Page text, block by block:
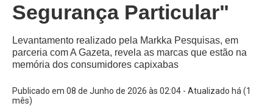
Segurança Particular"
Levantamento realizado pela Markka Pesquisas, em
parceria com A Gazeta, revela as marcas que estão na
memória dos consumidores capixabas
Publicado em 08 de Junho de 2026 às 02:04 - Atualizado há (1
mês)